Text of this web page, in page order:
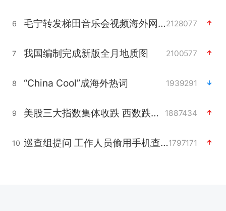
6 毛宁转发梯田音乐会视频海外网友赞叹2128077
7 我国编制完成新版全月地质图 2100577
8 “China Cool”成海外热词 1939291
9 美股三大指数集体收跌 西数跌超13% 1887434
10 巡查组提问 工作人员偷用手机查答案1797171